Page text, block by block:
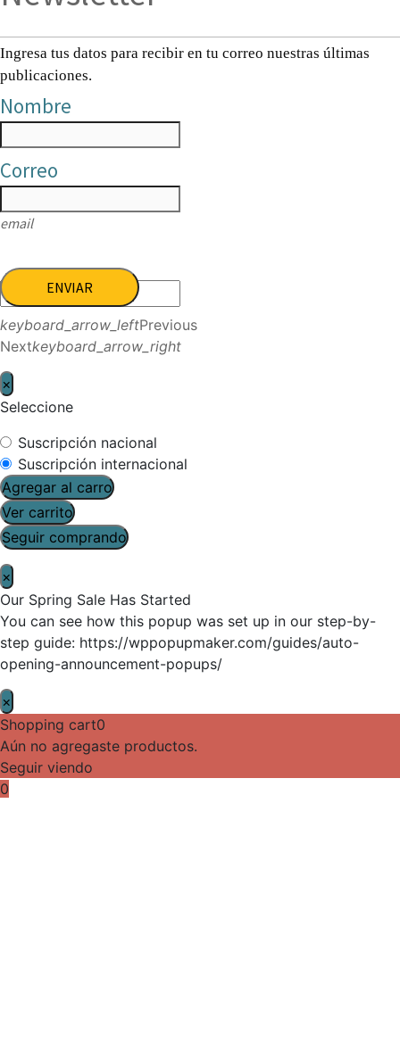
Ingresa tus datos para recibir en tu correo nuestras últimas
publicaciones.
Nombre
Correo
email
ENVIAR
keyboard_arrow_leftPrevious
Nextkeyboard_arrow_right
×
Seleccione
Suscripción nacional
Suscripción internacional
Agregar al carro
Ver carrito
Seguir comprando
×
Our Spring Sale Has Started
You can see how this popup was set up in our step-by-
step guide: https://wppopupmaker.com/guides/auto-
opening-announcement-popups/
×
Shopping cart0
Aún no agregaste productos.
Seguir viendo
0